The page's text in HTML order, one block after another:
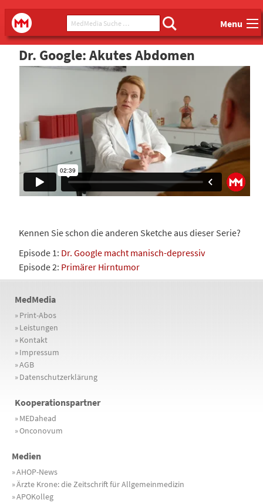
Main menu
MedMedia MedMedia Suche ... Menu
Dr. Google: Akutes Abdomen
Kennen Sie schon die anderen Sketche aus dieser Serie?
Episode 1: Dr. Google macht manisch-depressiv
Episode 2: Primärer Hirntumor
MedMedia
»Print-Abos
»Leistungen
»Kontakt
»Impressum
»AGB
»Datenschutzerklärung
Kooperationspartner
»MEDahead
»Onconovum
Medien
»AHOP-News
»Ärzte Krone: die Zeitschrift für Allgemeinmedizin
»APOKolleg